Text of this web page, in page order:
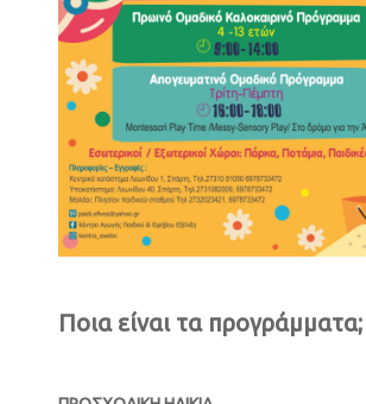
Ποια είναι τα προγράμματα;